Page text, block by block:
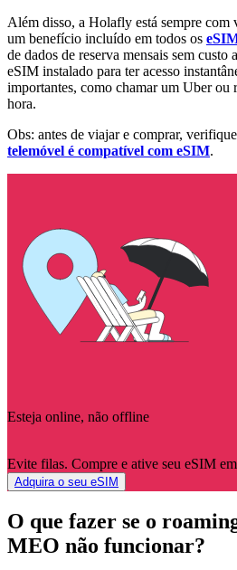
Além disso, a Holafly está sempre com
um benefício incluído em todos os
de dados de reserva mensais sem custo
eSIM instalado para ter acesso
importantes, como chamar um Uber ou
hora.
Obs: antes de viajar e comprar,
telemóvel é compatível com eSIM.
Esteja online, não offline
Evite filas. Compre e ative seu eSIM
Adquira o seu eSIM
O que fazer se o
MEO não funcionar?